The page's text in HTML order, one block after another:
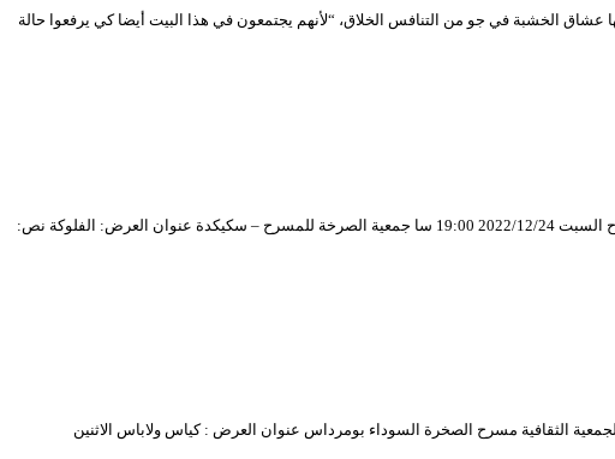
الخشبة في جو من التنافس الخلاق، “لأنهم يجتمعون في هذا البيت أيضا كي يرفعوا حالة
بــــرنـــامــــج العروض المــنـــافــــسة على جوائز المهرجان بقاعة “مصطفى كاتب” بالمسرح الوطني الجزائري الجمعة 2022/12/23 19:00 سا حفل الافتتاح السبت 2022/12/24 19:00 سا جمعية الصرخة للمسرح – سكيكدة عنوان العرض: الفلوكة نص:
بالمسرح الوطني الجزائري السبت 2022/12/24 16:30 سا جمعية انس – سطيف عنوان العرض : تفضلي يا آنسة الاحد 2022/12/25 16:30 سا الجمعية الثقافية مسرح الصخرة السوداء بومرداس عنوان العرض : كياس ولاباس الاثنين